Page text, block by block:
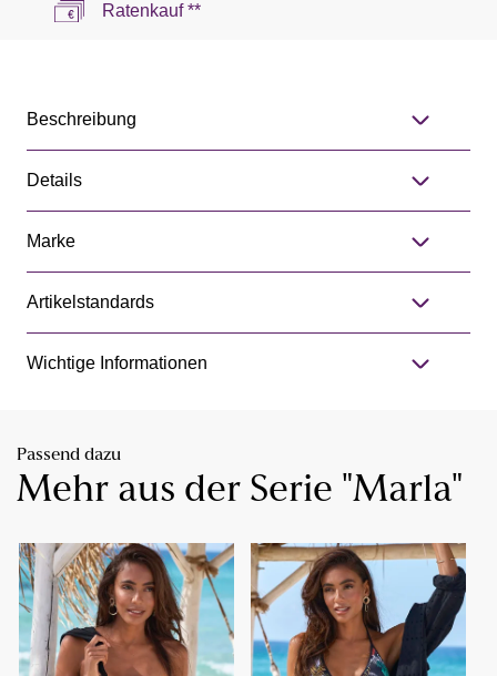
Ratenkauf **
Beschreibung
Details
Marke
Artikelstandards
Wichtige Informationen
Passend dazu
Mehr aus der Serie "Marla"